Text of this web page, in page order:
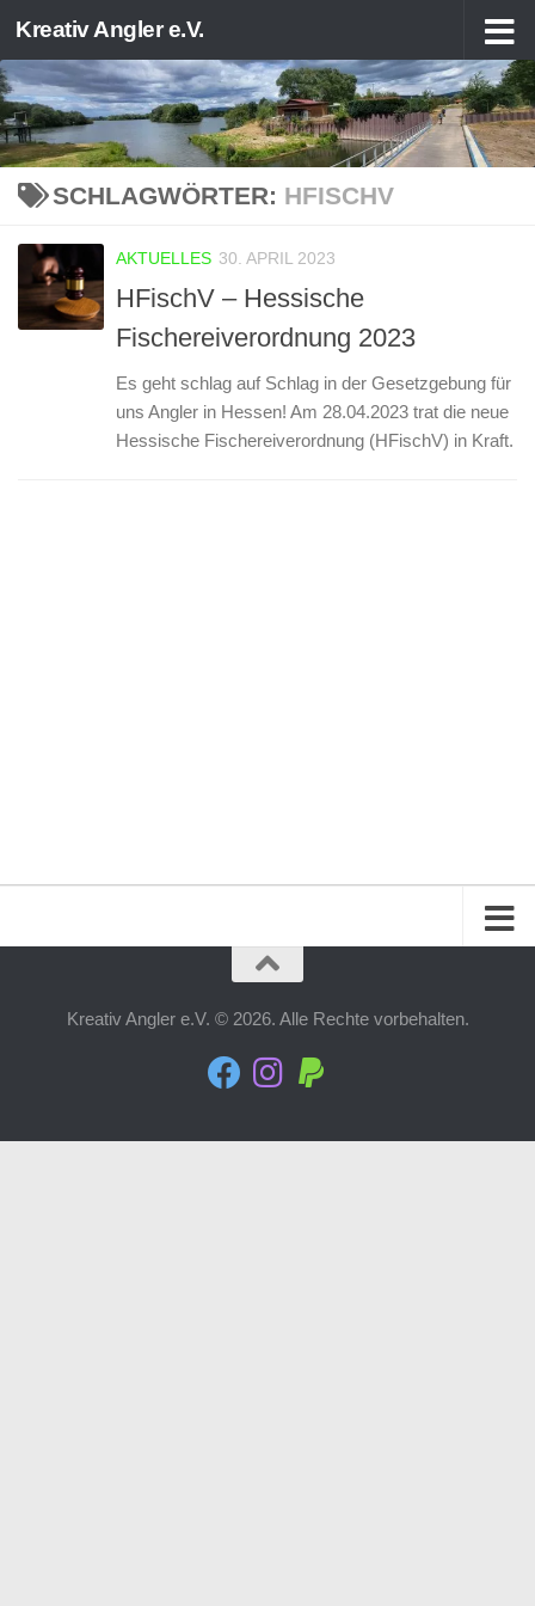
Zum Inhalt springen
Kreativ Angler e.V.
SCHLAGWÖRTER: HFISCHV
AKTUELLES 30. APRIL 2023
HFischV – Hessische
Fischereiverordnung 2023
Es geht schlag auf Schlag in der Gesetzgebung für
uns Angler in Hessen! Am 28.04.2023 trat die neue
Hessische Fischereiverordnung (HFischV) in Kraft.
Kreativ Angler e.V. © 2026. Alle Rechte vorbehalten.